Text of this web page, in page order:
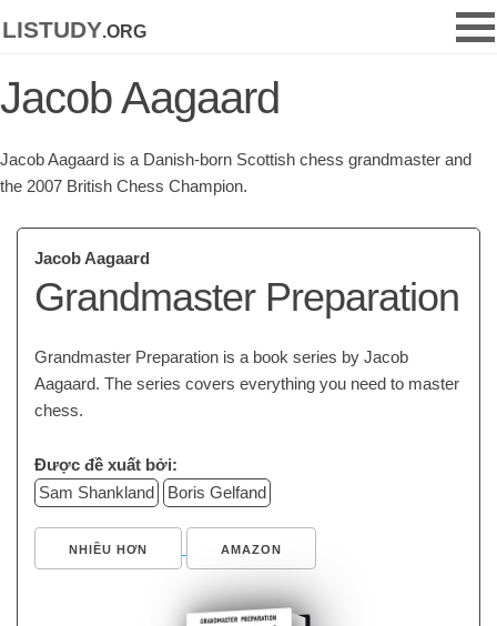
listudy.org
Jacob Aagaard
Jacob Aagaard is a Danish-born Scottish chess grandmaster and
the 2007 British Chess Champion.
Jacob Aagaard
Grandmaster Preparation
Grandmaster Preparation is a book series by Jacob
Aagaard. The series covers everything you need to master
chess.
Được đề xuất bởi:
Sam Shankland
Boris Gelfand
NHIỀU HƠN AMAZON